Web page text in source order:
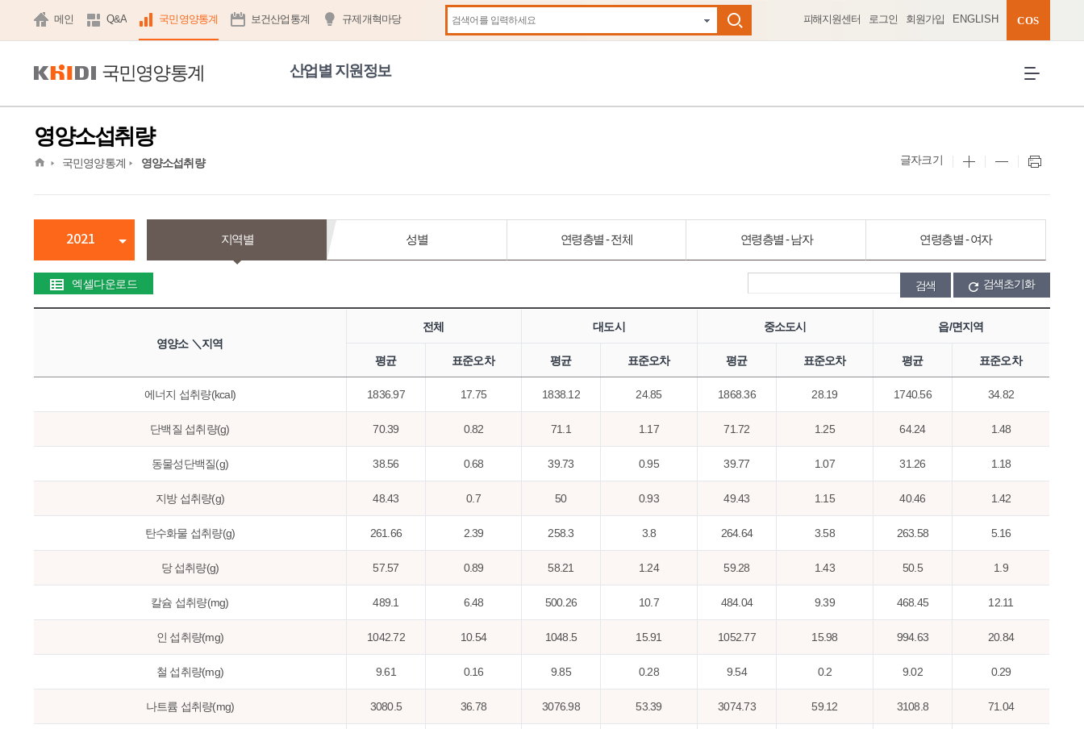
메인 Q&A 국민영양통계 보건산업통계 규제개혁마당
자동완성 펼치기
검색
피해지원센터 로그인 회원가입 ENGLISH COS
국민영양통계 산업별 지원정보
영양소섭취량
home국민영양통계 영양소섭취량 글자크기
2021 지역별 성별 연령층별 - 전체 연령층별 - 남자 연령층별 - 여자
엑셀다운로드 검색초기화
영양소 ＼지역
전체 대도시 중소도시 읍/면지역
평균 표준오차 평균 표준오차 평균 표준오차 평균 표준오차
에너지 섭취량(kcal) 1836.97 17.75 1838.12 24.85 1868.36 28.19 1740.56 34.82
단백질 섭취량(g) 70.39 0.82 71.1 1.17 71.72 1.25 64.24 1.48
동물성단백질(g) 38.56 0.68 39.73 0.95 39.77 1.07 31.26 1.18
지방 섭취량(g) 48.43 0.7 50 0.93 49.43 1.15 40.46 1.42
탄수화물 섭취량(g) 261.66 2.39 258.3 3.8 264.64 3.58 263.58 5.16
당 섭취량(g) 57.57 0.89 58.21 1.24 59.28 1.43 50.5 1.9
칼슘 섭취량(mg) 489.1 6.48 500.26 10.7 484.04 9.39 468.45 12.11
인 섭취량(mg) 1042.72 10.54 1048.5 15.91 1052.77 15.98 994.63 20.84
철 섭취량(mg) 9.61 0.16 9.85 0.28 9.54 0.2 9.02 0.29
나트륨 섭취량(mg) 3080.5 36.78 3076.98 53.39 3074.73 59.12 3108.8 71.04